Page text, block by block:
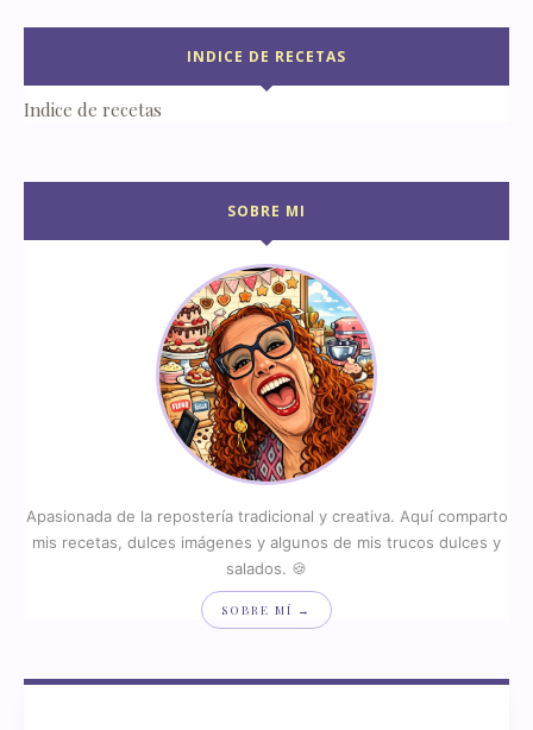
INDICE DE RECETAS
Indice de recetas
SOBRE MI
Apasionada de la repostería tradicional y creativa. Aquí comparto
mis recetas, dulces imágenes y algunos de mis trucos dulces y
salados. 🍪
SOBRE MÍ →